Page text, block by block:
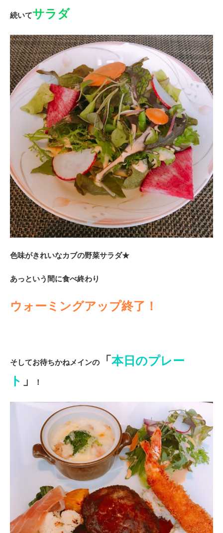
続いてサラダ
色味がきれいなカブの野菜サラダ★
あっという間に食べ終わり
ウォーミングアップ終了！
そしてお待ちかねメインの 「本日のプレー
ト 」 ！